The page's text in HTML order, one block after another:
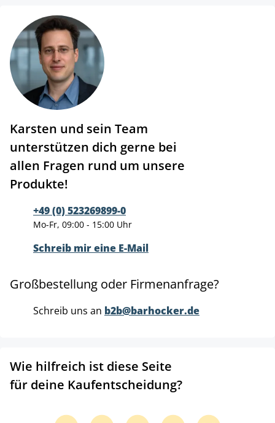
Karsten und sein Team
unterstützen dich gerne bei
allen Fragen rund um unsere
Produkte!
+49 (0) 523269899-0
Mo-Fr, 09:00 - 15:00 Uhr
Schreib mir eine E-Mail
Großbestellung oder Firmenanfrage?
Schreib uns an b2b@barhocker.de
Wie hilfreich ist diese Seite
für deine Kaufentscheidung?